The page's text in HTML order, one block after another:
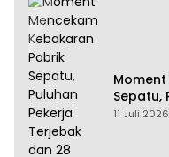
Sepatu,
28
11 Juli 2026